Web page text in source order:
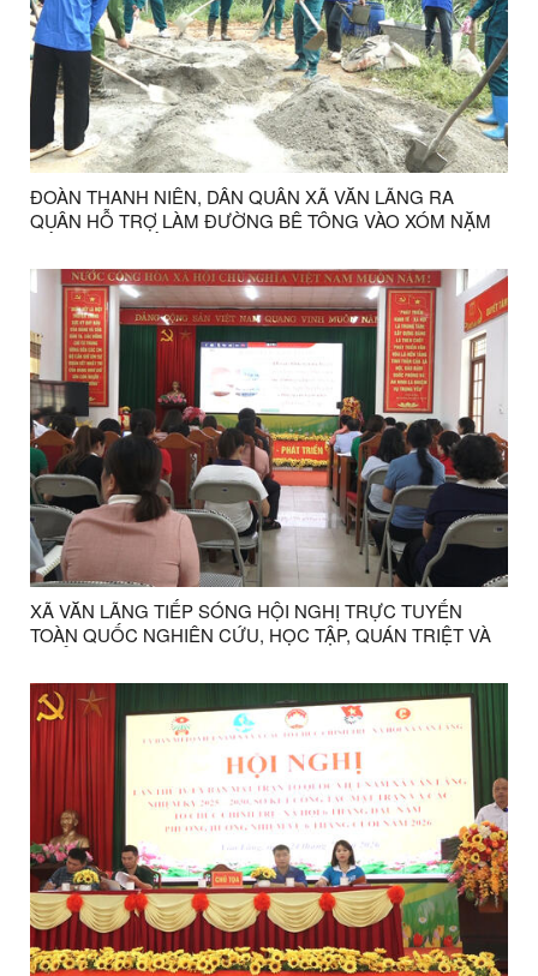
ĐOÀN THANH NIÊN, DÂN QUÂN XÃ VĂN LÃNG RA
QUÂN HỖ TRỢ LÀM ĐƯỜNG BÊ TÔNG VÀO XÓM NẶM
XÃ VĂN LÃNG TIẾP SÓNG HỘI NGHỊ TRỰC TUYẾN
TOÀN QUỐC NGHIÊN CỨU, HỌC TẬP, QUÁN TRIỆT VÀ
THỨ BA BAN CHẤP HÀNH TRUNG ƯƠNG ĐẢNG KHÓA
XIV